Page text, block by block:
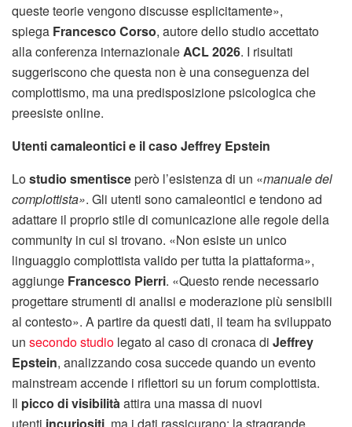
queste teorie vengono discusse esplicitamente»,
spiega Francesco Corso, autore dello studio accettato
alla conferenza internazionaleACL 2026. I risultati
suggeriscono che questa non è una conseguenza del
complottismo, ma una predisposizione psicologica che
preesiste online.
Utenti camaleontici e il caso Jeffrey Epstein
Lostudio smentisceperò l’esistenza di un «manuale del
complottista». Gli utenti sono camaleontici e tendono ad
adattare il proprio stile di comunicazione alle regole della
community in cui si trovano. «Non esiste un unico
linguaggio complottista valido per tutta la piattaforma»,
aggiunge Francesco Pierri. «Questo rende necessario
progettare strumenti di analisi e moderazione più sensibili
al contesto». A partire da questi dati, il team ha sviluppato
un secondo studio legato al caso di cronaca di Jeffrey
Epstein, analizzando cosa succede quando un evento
mainstream accende i riflettori su un forum complottista.
Il picco di visibilitàattira una massa di nuovi
utenti incuriositi , ma i dati rassicurano: la stragrande